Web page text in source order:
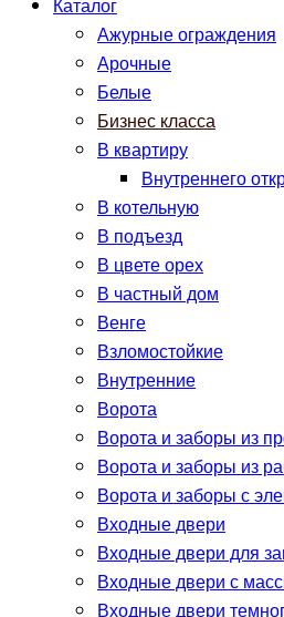
Каталог
Ажурные ограждения
Арочные
Белые
Бизнес класса
В квартиру
Внутреннего
В котельную
В подъезд
В цвете орех
В частный дом
Венге
Взломостойкие
Внутренние
Ворота
Ворота и заборы из
Ворота и заборы из
Ворота и заборы с
Входные двери
Входные двери для
Входные двери с